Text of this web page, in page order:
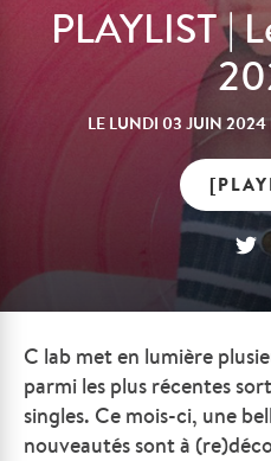
PLAYLIST |
LE LUNDI 03 JUIN 2024
C lab met en lumière
parmi les plus récentes
singles. Ce mois-ci, une
nouveautés sont à